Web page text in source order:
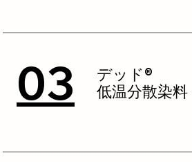
03
デッド®
低温分散染料